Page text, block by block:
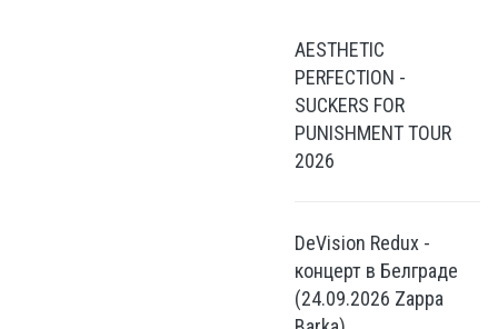
AESTHETIC
PERFECTION -
SUCKERS FOR
PUNISHMENT TOUR
2026
DeVision Redux -
концерт в Белграде
(24.09.2026 Zappa